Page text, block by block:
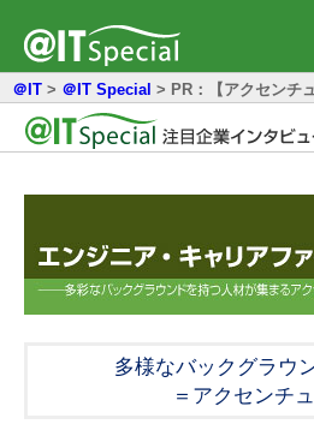
＠IT > ＠IT Special > PR：【アクセンチ
多様なバックグラウ
＝アクセンチ